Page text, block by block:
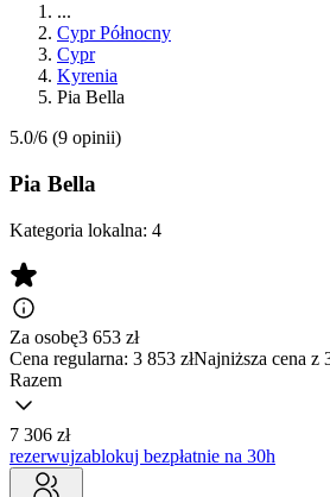
...
Cypr Północny
Cypr
Kyrenia
Pia Bella
5.0/6 (9 opinii)
Pia Bella
Kategoria lokalna: 4
Za osobę3 653 zł
Cena regularna: 3 853 złNajniższa cena z
Razem
7 306 zł
rezerwujzablokuj bezpłatnie na 30h